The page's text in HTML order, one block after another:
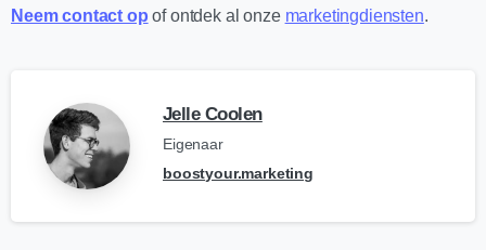
Neem contact op of ontdek al onze marketingdiensten.
Jelle Coolen
Eigenaar
boostyour.marketing